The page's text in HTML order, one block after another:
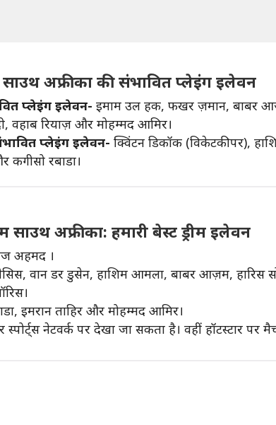
अफ्रीका की संभावित प्लेइंग इलेवन
प्लेइंग इलेवन- इमाम उल हक, फखर ज़मान, बाबर
वहाब रियाज़ और मोहम्मद आमिर।
प्लेइंग इलेवन- क्विंटन डिकॉक (विकेटकीपर),
कगीसो रबाडा।
साउथ अफ्रीका: हमारी बेस्ट ड्रीम इलेवन
अहमद ।
वान डर डुसेन, हाशिम आमला, बाबर आज़म, हारिस
इमरान ताहिर और मोहम्मद आमिर।
स्पोर्ट्स नेटवर्क पर देखा जा सकता है। वहीं हॉटस्टार पर